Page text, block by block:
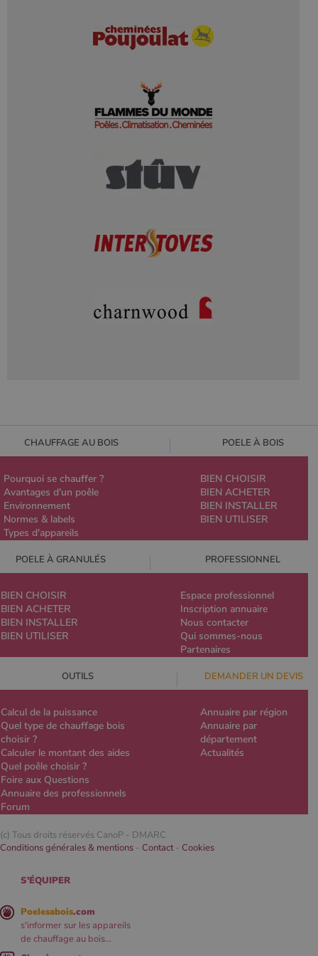
CHAUFFAGE AU BOIS POELE À BOIS
Pourquoi se chauffer ?
Avantages d'un poêle
Environnement
Normes & labels
Types d'appareils
BIEN CHOISIR
BIEN ACHETER
BIEN INSTALLER
BIEN UTILISER
POELE À GRANULÉS PROFESSIONNEL
BIEN CHOISIR
BIEN ACHETER
BIEN INSTALLER
BIEN UTILISER
Espace professionnel
Inscription annuaire
Nous contacter
Qui sommes-nous
Partenaires
OUTILS DEMANDER UN DEVIS
Calcul de la puissance
Quel type de chauffage bois
choisir ?
Calculer le montant des aides
Quel poêle choisir ?
Foire aux Questions
Annuaire des professionnels
Forum
Annuaire par région
Annuaire par
département
Actualités
(c) Tous droits réservés CanoP - DMARC
Conditions générales & mentions - Contact- Cookies
S'ÉQUIPER
Poelesabois.com
s'informer sur les appareils
de chauffage au bois...